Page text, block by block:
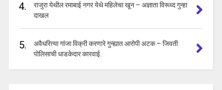
4.
राजुरा येथील रमाबाई नगर येथे महिलेचा खून – अज्ञाता विरूध्द गुन्हा
दाखल
5.
अवैधरित्या गांजा विक्री करणारे गुन्ह्यात आरोपी अटक – जिवती
पोलिसाची धाडकेदार कारवाई.